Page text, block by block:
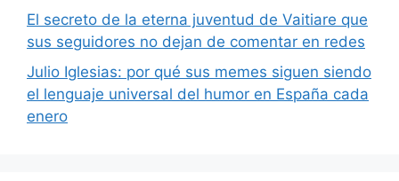
El secreto de la eterna juventud de Vaitiare que
sus seguidores no dejan de comentar en redes
Julio Iglesias: por qué sus memes siguen siendo
el lenguaje universal del humor en España cada
enero